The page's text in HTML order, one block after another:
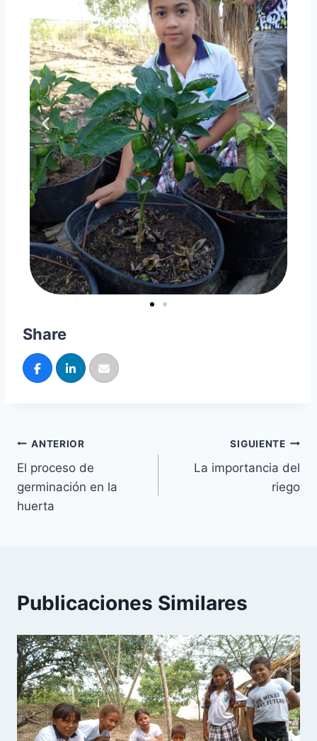
Share
ANTERIOR
El proceso de
germinación en la
huerta
SIGUIENTE
La importancia del
riego
Publicaciones Similares